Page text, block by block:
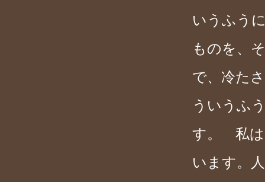
いうふう
ものを、
で、冷た
ういうふ
す。 私は
います。